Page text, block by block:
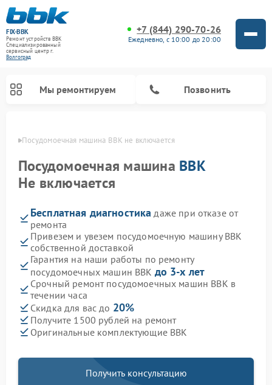
FIX-BBK
Ремонт устройств BBK
Специализированный
cервисный центр г.
Волгоград
+7 (844) 290-70-26
Ежедневно, с 10:00 до 20:00
Мы ремонтируем Позвонить
Посудомоечная машина BBK не включается
Посудомоечная машина BBK
Не включается
Бесплатная диагностика даже при отказе от
ремонта
Привезем и увезем посудомоечную машину BBK
собственной доставкой
Гарантия на наши работы по ремонту
посудомоечных машин BBK до 3-х лет
Срочный ремонт посудомоечных машин BBK в
течении часа
Скидка для вас до 20%
Получите 1500 рублей на ремонт
Оригинальные комплектующие BBK
Получить консультацию